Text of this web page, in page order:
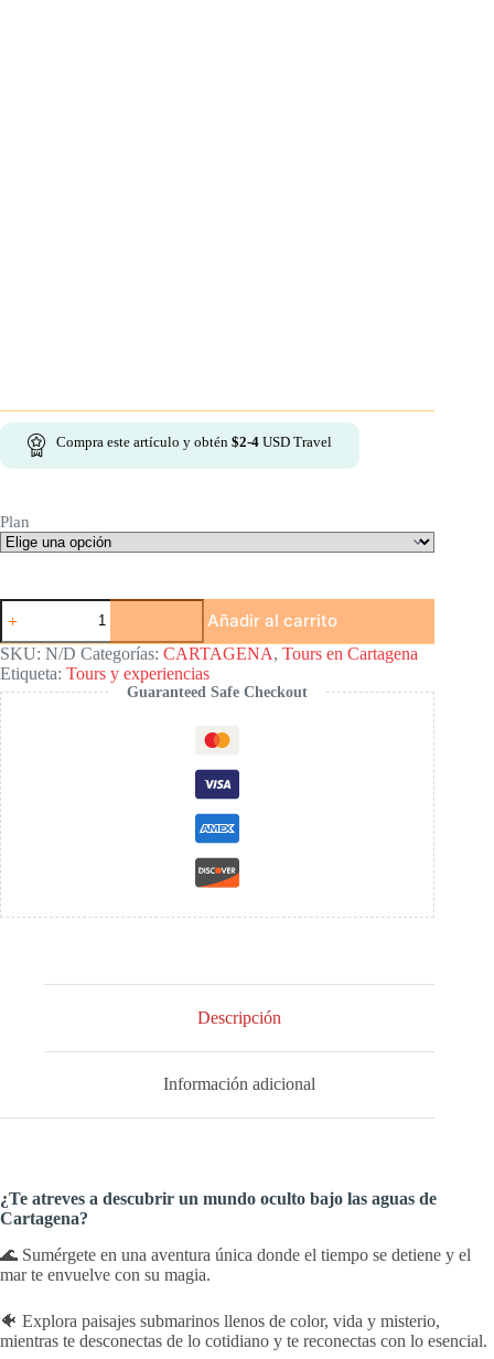
Compra este artículo y obtén $2-4 USD Travel
Plan
Buceo
en
Cartagena
cantidad
Añadir al carrito
SKU: N/D Categorías: CARTAGENA, Tours en Cartagena
Etiqueta: Tours y experiencias
Guaranteed Safe Checkout
Descripción
Información adicional
¿Te atreves a descubrir un mundo oculto bajo las aguas de
Cartagena?
🌊 Sumérgete en una aventura única donde el tiempo se detiene y el
mar te envuelve con su magia.
🐠 Explora paisajes submarinos llenos de color, vida y misterio,
mientras te desconectas de lo cotidiano y te reconectas con lo esencial.